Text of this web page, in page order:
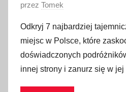
O
u
b
l
i
przez Tomek
Odkryj 7 najbardziej
miejsc w Polsce, które
doświadczonych
innej strony i zanurz się w